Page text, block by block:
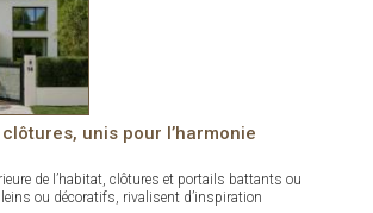
unis pour l’harmonie
de l’habitat, clôtures et portails battants ou
ou décoratifs, rivalisent d’inspiration